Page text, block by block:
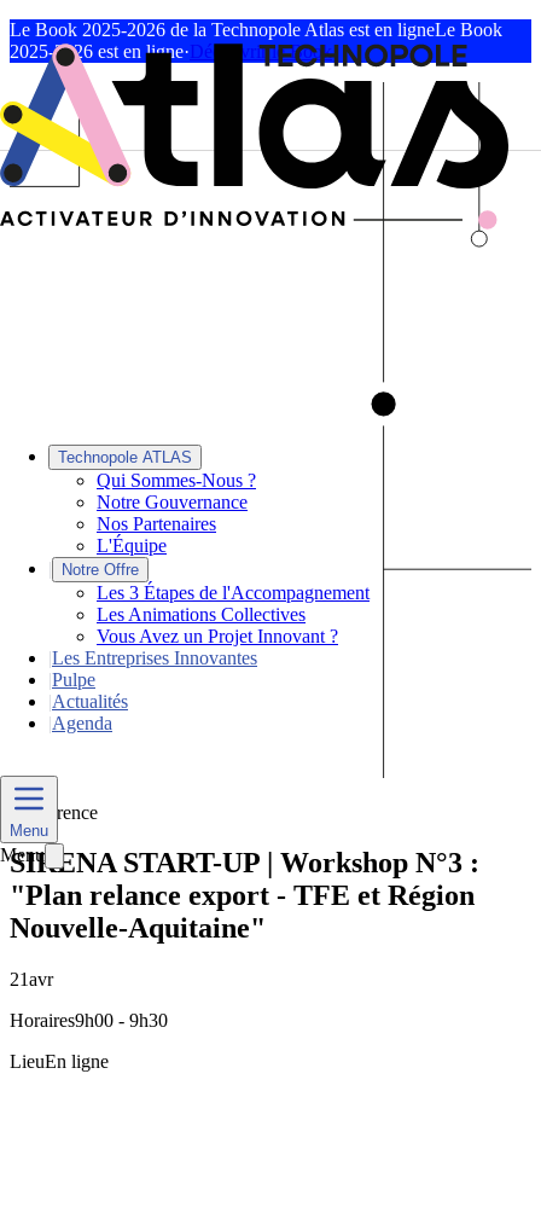
Le Book 2025-2026 de la Technopole Atlas est en ligneLe Book
2025-2026 est en ligne·Découvrir le Book
Technopole ATLAS
Qui Sommes-Nous ?
Notre Gouvernance
Nos Partenaires
L'Équipe
|
Notre Offre
Les 3 Étapes de l'Accompagnement
Les Animations Collectives
Vous Avez un Projet Innovant ?
|Les Entreprises Innovantes
|Pulpe
|Actualités
|Agenda
Menu
Menu
Conférence
SIRENA START-UP | Workshop N°3 :
"Plan relance export - TFE et Région
Nouvelle-Aquitaine"
21avr
Horaires9h00 - 9h30
LieuEn ligne